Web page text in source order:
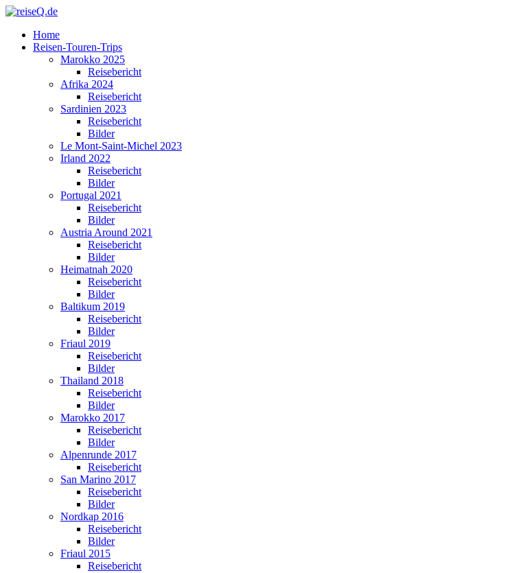
Home
Reisen-Touren-Trips
Marokko 2025
Reisebericht
Afrika 2024
Reisebericht
Sardinien 2023
Reisebericht
Bilder
Le Mont-Saint-Michel 2023
Irland 2022
Reisebericht
Bilder
Portugal 2021
Reisebericht
Bilder
Austria Around 2021
Reisebericht
Bilder
Heimatnah 2020
Reisebericht
Bilder
Baltikum 2019
Reisebericht
Bilder
Friaul 2019
Reisebericht
Bilder
Thailand 2018
Reisebericht
Bilder
Marokko 2017
Reisebericht
Bilder
Alpenrunde 2017
Reisebericht
San Marino 2017
Reisebericht
Bilder
Nordkap 2016
Reisebericht
Bilder
Friaul 2015
Reisebericht